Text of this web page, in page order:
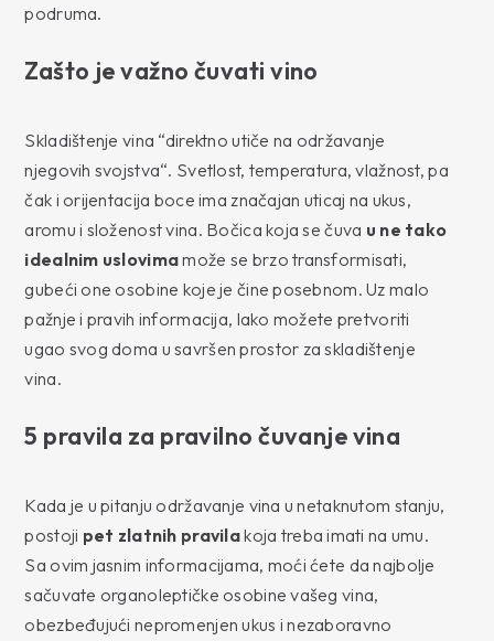
podruma.
Zašto je važno čuvati vino
Skladištenje vina “direktno utiče na održavanje
njegovih svojstva“. Svetlost, temperatura, vlažnost, pa
čak i orijentacija boce ima značajan uticaj na ukus,
aromu i složenost vina. Bočica koja se čuva u ne tako
idealnim uslovimamože se brzo transformisati,
gubeći one osobine koje je čine posebnom. Uz malo
pažnje i pravih informacija, lako možete pretvoriti
ugao svog doma u savršen prostor za skladištenje
vina.
5 pravila za pravilno čuvanje vina
Kada je u pitanju održavanje vina u netaknutom stanju,
postoji pet zlatnih pravilakoja treba imati na umu.
Sa ovim jasnim informacijama, moći ćete da najbolje
sačuvate organoleptičke osobine vašeg vina,
obezbeđujući nepromenjen ukus i nezaboravno